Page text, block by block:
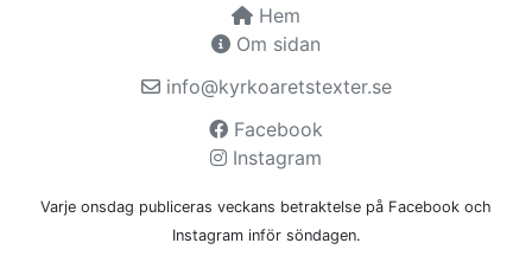
Hem
Om sidan
info@kyrkoaretstexter.se
Facebook
Instagram
Varje onsdag publiceras veckans betraktelse på Facebook och
Instagram inför söndagen.